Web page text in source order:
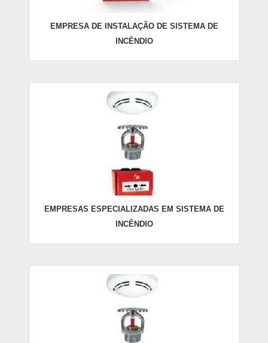
EMPRESA DE INSTALAÇÃO DE SISTEMA DE
INCÊNDIO
EMPRESAS ESPECIALIZADAS EM SISTEMA DE
INCÊNDIO